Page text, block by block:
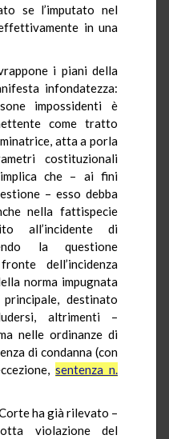
se l’imputato nel
in una
i piani della
infondatezza:
impossidenti è
come tratto
atta a porla
costituzionali
che – ai fini
– esso debba
nella fattispecie
all’incidente di
la questione
dell’incidenza
norma impugnata
destinato
altrimenti –
nelle ordinanze di
di condanna (con
sentenza n.
ha già rilevato –
violazione del